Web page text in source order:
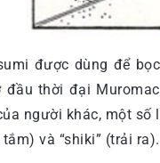
được dùng để
đầu thời đại
người khác, một
và “shiki” (trải ra).